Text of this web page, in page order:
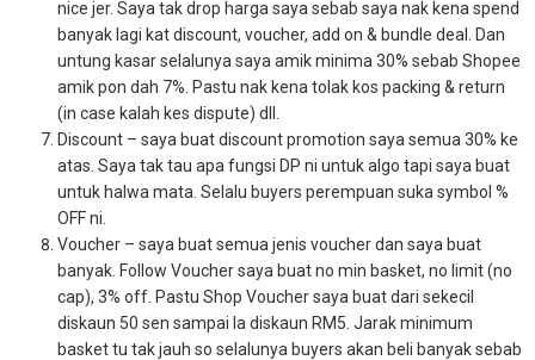
nice jer. Saya tak drop harga saya sebab saya nak kena spend
banyak lagi kat discount, voucher, add on & bundle deal. Dan
untung kasar selalunya saya amik minima 30% sebab Shopee
amik pon dah 7%. Pastu nak kena tolak kos packing & return
(in case kalah kes dispute) dll.
Discount – saya buat discount promotion saya semua 30% ke
atas. Saya tak tau apa fungsi DP ni untuk algo tapi saya buat
untuk halwa mata. Selalu buyers perempuan suka symbol %
OFF ni.
Voucher – saya buat semua jenis voucher dan saya buat
banyak. Follow Voucher saya buat no min basket, no limit (no
cap), 3% off. Pastu Shop Voucher saya buat dari sekecil
diskaun 50 sen sampai la diskaun RM5. Jarak minimum
basket tu tak jauh so selalunya buyers akan beli banyak sebab